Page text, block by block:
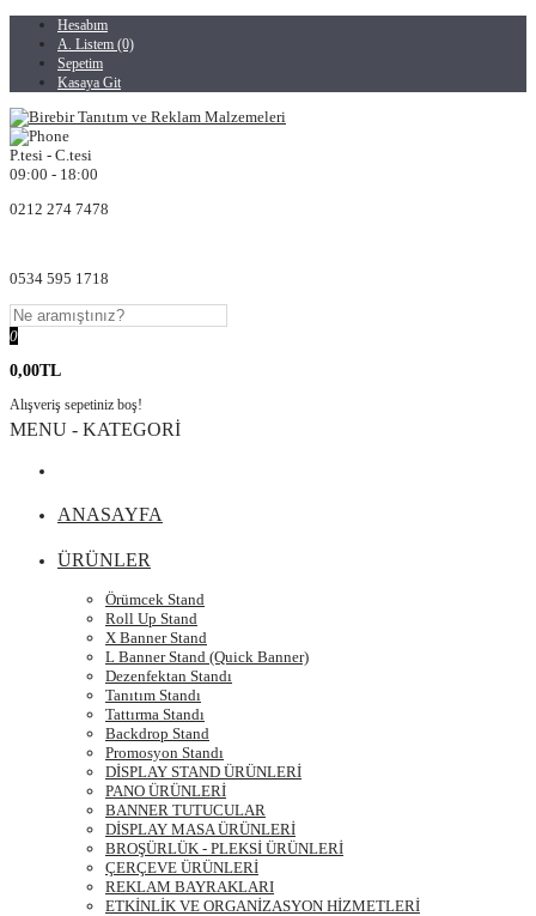
Hesabım
A. Listem (0)
Sepetim
Kasaya Git
P.tesi - C.tesi
09:00 - 18:00
0212 274 7478
0534 595 1718
0
0,00TL
Alışveriş sepetiniz boş!
MENU - KATEGORİ
ANASAYFA
ÜRÜNLER
Örümcek Stand
Roll Up Stand
X Banner Stand
L Banner Stand (Quick Banner)
Dezenfektan Standı
Tanıtım Standı
Tattırma Standı
Backdrop Stand
Promosyon Standı
DİSPLAY STAND ÜRÜNLERİ
PANO ÜRÜNLERİ
BANNER TUTUCULAR
DİSPLAY MASA ÜRÜNLERİ
BROŞÜRLÜK - PLEKSİ ÜRÜNLERİ
ÇERÇEVE ÜRÜNLERİ
REKLAM BAYRAKLARI
ETKİNLİK VE ORGANİZASYON HİZMETLERİ